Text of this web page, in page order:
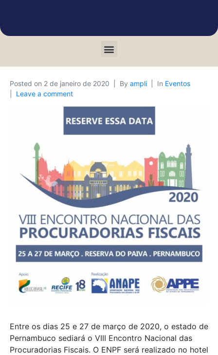
Posted on 2 de janeiro de 2020 By ampli In Eventos
Leave a comment
Entre os dias 25 e 27 de março de 2020, o estado de
Pernambuco sediará o VIII Encontro Nacional das
Procuradorias Fiscais. O ENPF será realizado no hotel